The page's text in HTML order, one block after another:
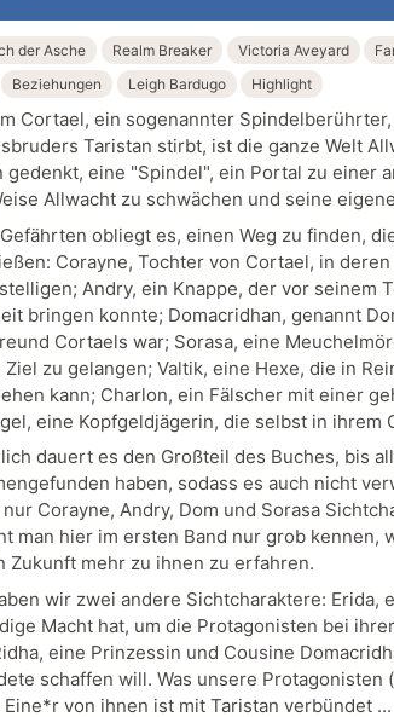
der Asche Realm Breaker Victoria Aveyard
Beziehungen Leigh Bardugo Highlight
Cortael, ein sogenannter
Taristan stirbt, ist die ganze Welt
gedenkt, eine "Spindel", ein Portal zu einer
Allwacht zu schwächen und seine
obliegt es, einen Weg zu finden,
Corayne, Tochter von Cortael, in
Andry, ein Knappe, der vor seinem
bringen konnte; Domacridhan, genannt
Cortaels war; Sorasa, eine
Ziel zu gelangen; Valtik, eine Hexe, die in
kann; Charlon, ein Fälscher mit einer
eine Kopfgeldjägerin, die selbst in ihrem
dauert es den Großteil des Buches, bis
haben, sodass es auch nicht
Corayne, Andry, Dom und Sorasa
man hier im ersten Band nur grob kennen,
Zukunft mehr zu ihnen zu erfahren.
wir zwei andere Sichtcharaktere: Erida,
Macht hat, um die Protagonisten bei
eine Prinzessin und Cousine
schaffen will. Was unsere Protagonisten
von ihnen ist mit Taristan verbündet ...